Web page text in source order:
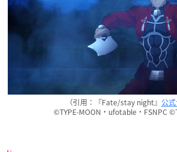
（引用：『Fate/stay night』 公
©TYPE-MOON・ufotable・FSNPC